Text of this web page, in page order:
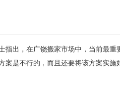
指出，在广饶搬家市场中，当前最
案是不行的，而且还要将该方案实